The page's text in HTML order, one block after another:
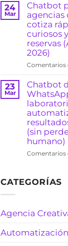
24
Mar
Chatbot
agencias
cotiza
curiosos
reservas
2026)
Comentarios
23
Mar
Chatbot
(sin
humano)
Comentarios
CATEGORÍAS
Agencia